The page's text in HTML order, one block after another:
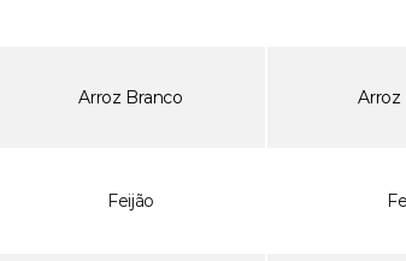
Arroz Branco Arroz
Feijão